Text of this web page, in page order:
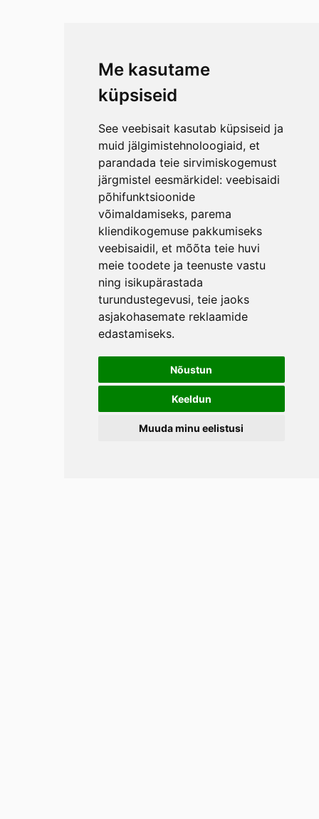
Me kasutame
küpsiseid
See veebisait kasutab küpsiseid ja
muid jälgimistehnoloogiaid, et
parandada teie sirvimiskogemust
järgmistel eesmärkidel: veebisaidi
põhifunktsioonide
võimaldamiseks, parema
kliendikogemuse pakkumiseks
veebisaidil, et mõõta teie huvi
meie toodete ja teenuste vastu
ning isikupärastada
turundustegevusi, teie jaoks
asjakohasemate reklaamide
edastamiseks.
Nõustun
Keeldun
Muuda minu eelistusi